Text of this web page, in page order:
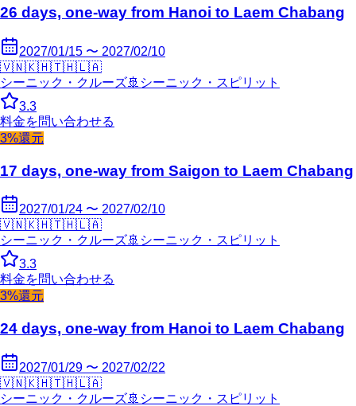
26 days, one-way from Hanoi to Laem Chabang
2027/01/15 〜 2027/02/10
🇻🇳🇰🇭🇹🇭🇱🇦
シーニック・クルーズ🚢 シーニック・スピリット
3.3
料金を問い合わせる
3%還元
17 days, one-way from Saigon to Laem Chabang
2027/01/24 〜 2027/02/10
🇻🇳🇰🇭🇹🇭🇱🇦
シーニック・クルーズ🚢 シーニック・スピリット
3.3
料金を問い合わせる
3%還元
24 days, one-way from Hanoi to Laem Chabang
2027/01/29 〜 2027/02/22
🇻🇳🇰🇭🇹🇭🇱🇦
シーニック・クルーズ🚢 シーニック・スピリット